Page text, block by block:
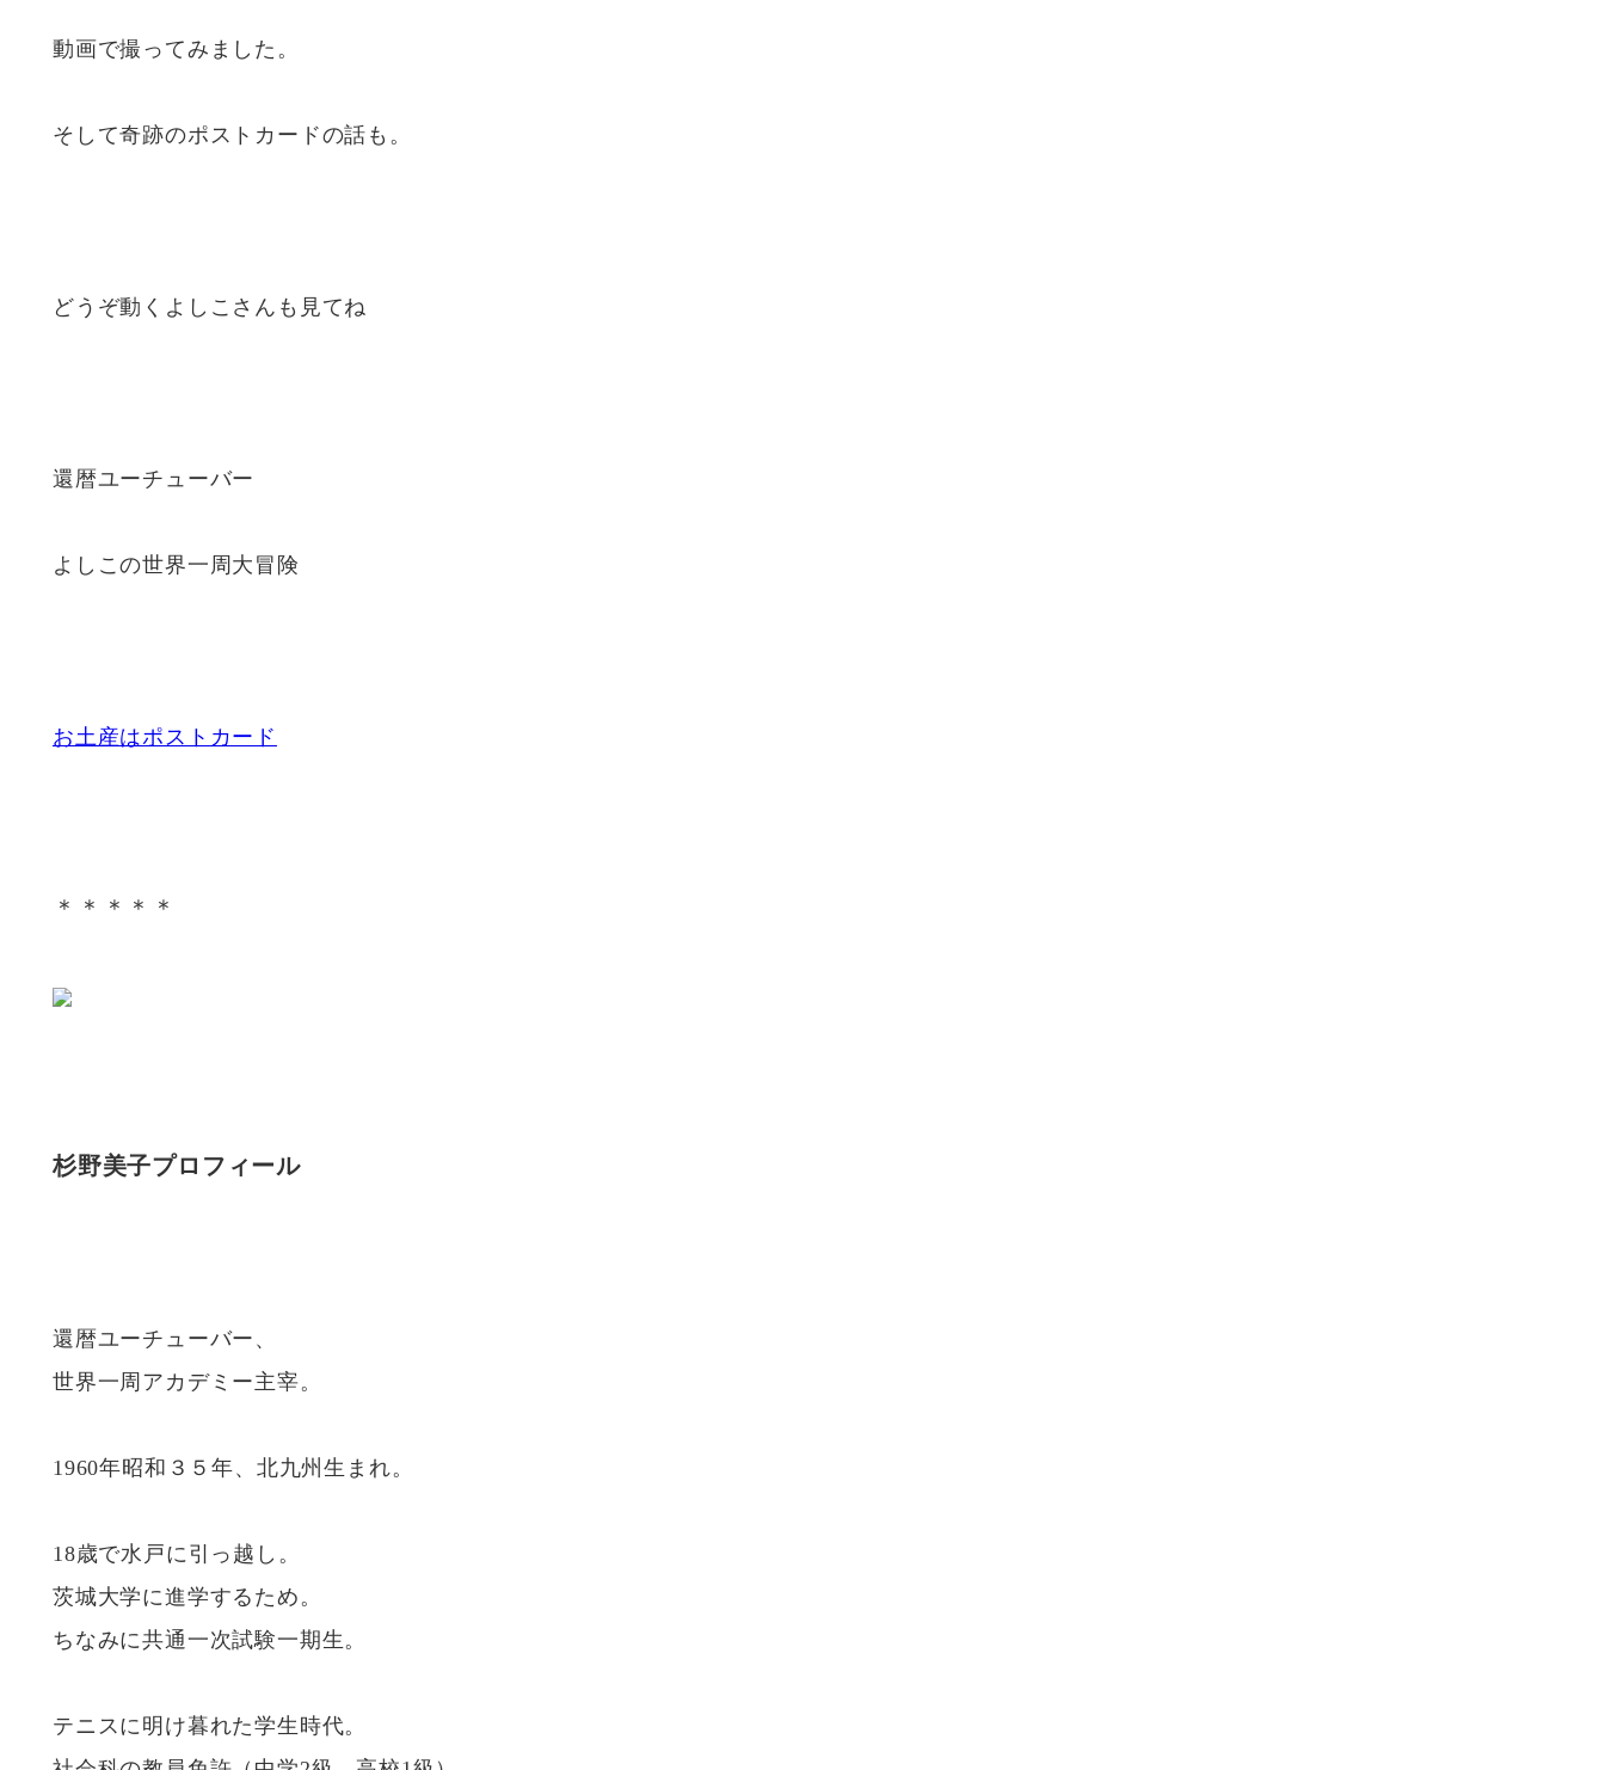
動画で撮ってみました。
そして奇跡のポストカードの話も。
どうぞ動くよしこさんも見てね
還暦ユーチューバー
よしこの世界一周大冒険
お土産はポストカード
＊＊＊＊＊
杉野美子プロフィール
還暦ユーチューバー、
世界一周アカデミー主宰。
1960年昭和３５年、北九州生まれ。
18歳で水戸に引っ越し。
茨城大学に進学するため。
ちなみに共通一次試験一期生。
テニスに明け暮れた学生時代。